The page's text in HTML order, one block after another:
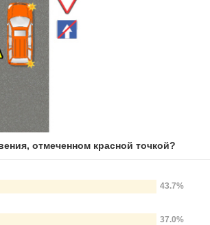
отмеченном красной точкой?
43.7%
37.0%